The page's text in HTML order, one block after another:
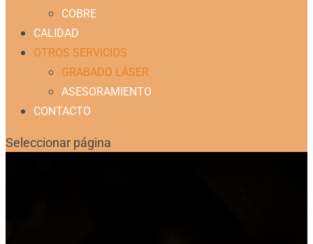
COBRE
CALIDAD
OTROS SERVICIOS
GRABADO LÁSER
ASESORAMIENTO
CONTACTO
Seleccionar página